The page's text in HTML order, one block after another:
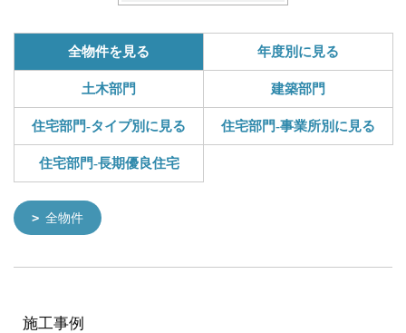
全物件を見る 年度別に見る
土木部門 建築部門
住宅部門-タイプ別に見る 住宅部門-事業所別に見る
住宅部門-長期優良住宅
全物件
施工事例